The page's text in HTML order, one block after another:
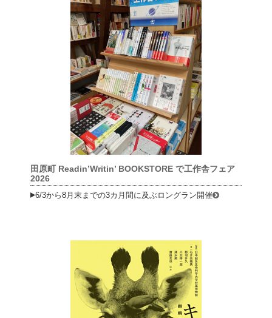
田原町 Readin’Writin’ BOOKSTORE で工作舎フェア
2026
6/3から8月末までの3カ月間に及ぶロングラン開催